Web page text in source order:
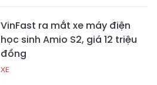
VinFast ra mắt xe máy điện
học sinh Amio S2, giá 12 triệu
đồng
XE